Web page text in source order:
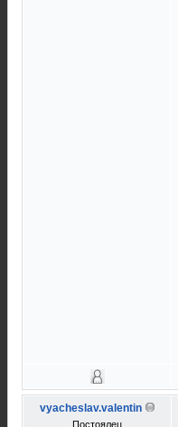
vyacheslav.valentin
Постоялец